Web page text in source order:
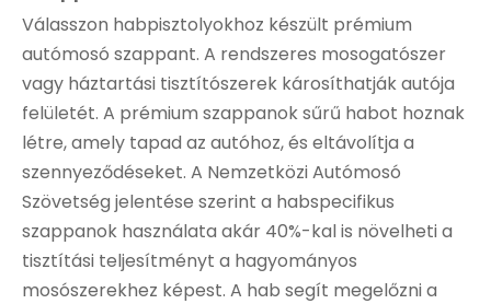
Válasszon habpisztolyokhoz készült prémium
autómosó szappant. A rendszeres mosogatószer
vagy háztartási tisztítószerek károsíthatják autója
felületét. A prémium szappanok sűrű habot hoznak
létre, amely tapad az autóhoz, és eltávolítja a
szennyeződéseket. A Nemzetközi Autómosó
Szövetség jelentése szerint a habspecifikus
szappanok használata akár 40%-kal is növelheti a
tisztítási teljesítményt a hagyományos
mosószerekhez képest. A hab segít megelőzni a